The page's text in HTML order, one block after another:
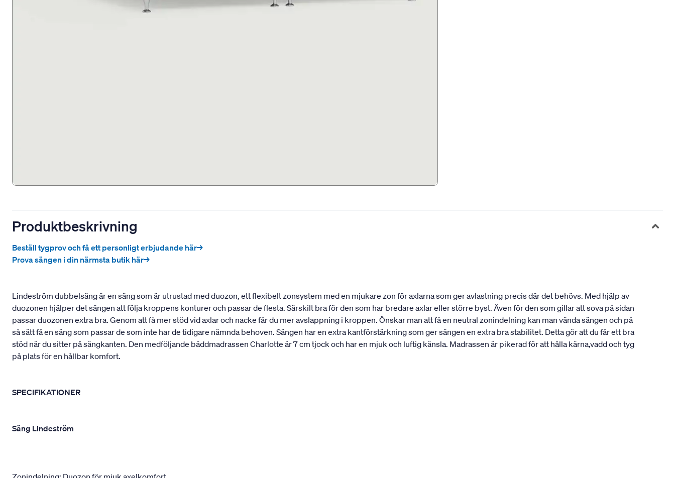
Produktbeskrivning
Beställ tygprov och få ett personligt erbjudande här→
Prova sängen i din närmsta butik här→
Lindeström dubbelsäng är en säng som är utrustad med duozon, ett flexibelt zonsystem med en mjukare zon för axlarna som ger avlastning precis där det behövs. Med hjälp av
duozonen hjälper det sängen att följa kroppens konturer och passar de flesta. Särskilt bra för den som har bredare axlar eller större byst. Även för den som gillar att sova på sidan
passar duozonen extra bra. Genom att få mer stöd vid axlar och nacke får du mer avslappning i kroppen. Önskar man att få en neutral zonindelning kan man vända sängen och på
så sätt få en säng som passar de som inte har de tidigare nämnda behoven. Sängen har en extra kantförstärkning som ger sängen en extra bra stabilitet. Detta gör att du får ett bra
stöd när du sitter på sängkanten. Den medföljande bäddmadrassen Charlotte är 7 cm tjock och har en mjuk och luftig känsla. Madrassen är pikerad för att hålla kärna,vadd och tyg
på plats för en hållbar komfort.
SPECIFIKATIONER
Säng Lindeström